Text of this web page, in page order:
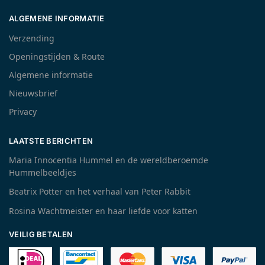
ALGEMENE INFORMATIE
Verzending
Openingstijden & Route
Algemene informatie
Nieuwsbrief
Privacy
LAATSTE BERICHTEN
Maria Innocentia Hummel en de wereldberoemde
Hummelbeeldjes
Beatrix Potter en het verhaal van Peter Rabbit
Rosina Wachtmeister en haar liefde voor katten
VEILIG BETALEN